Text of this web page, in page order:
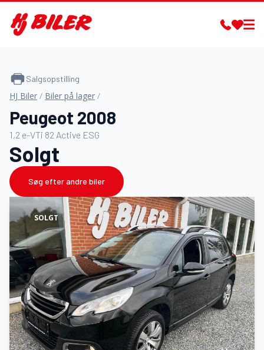
SOLGT
Salgsopstilling
HJ Biler / Biler på lager /
Peugeot 2008
1,2 e-VTi 82 Active ESG
Solgt
Søg efter andre biler